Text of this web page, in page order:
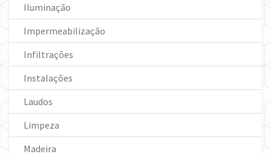
Iluminação
Impermeabilização
Infiltrações
Instalações
Laudos
Limpeza
Madeira